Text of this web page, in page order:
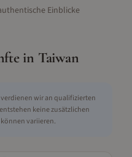
Einblicke
in Taiwan
wir an qualifizierten
keine zusätzlichen
variieren.